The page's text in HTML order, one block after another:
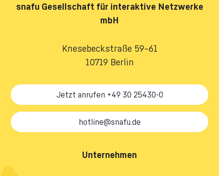
snafu Gesellschaft für interaktive Netzwerke
mbH
Knesebeckstraße 59–61
10719 Berlin
Jetzt anrufen +49 30 25430-0
hotline@snafu.de
Unternehmen